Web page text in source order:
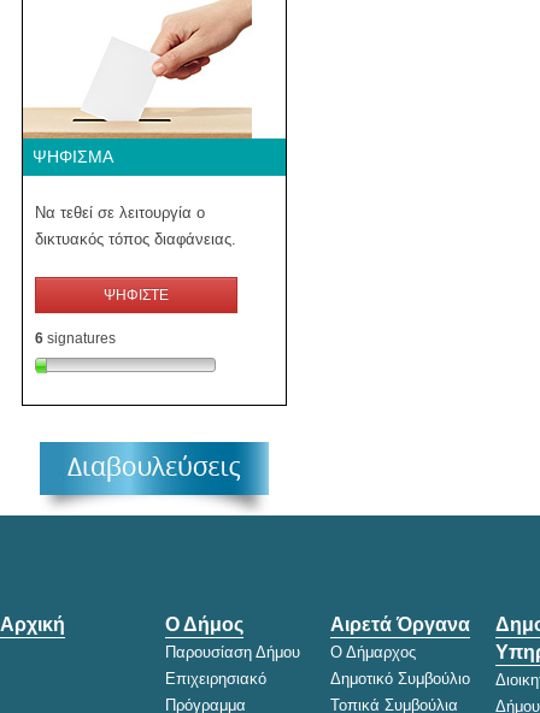
ΨΉΦΙΣΜΑ
Να τεθεί σε λειτουργία ο
δικτυακός τόπος διαφάνειας.
ΨΗΦΙΣΤΕ
6 signatures
Αρχική Ο Δήμος
Παρουσίαση Δήμου
Επιχειρησιακό
Πρόγραμμα
Αιρετά Όργανα
Ο Δήμαρχος
Δημοτικό Συμβούλιο
Τοπικά Συμβούλια
Δήμου